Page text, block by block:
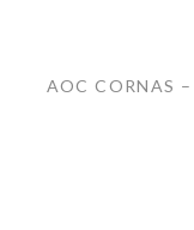
AOC CORNAS